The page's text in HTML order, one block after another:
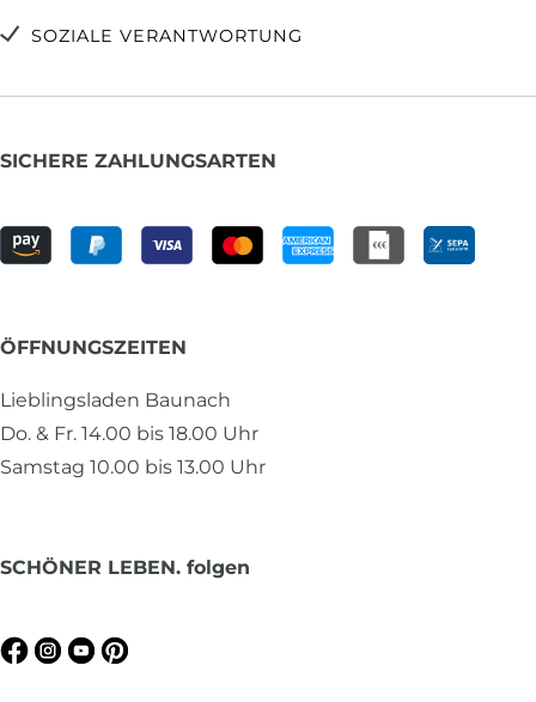
SOZIALE VERANTWORTUNG
SICHERE ZAHLUNGSARTEN
ÖFFNUNGSZEITEN
Lieblingsladen Baunach
Do. & Fr. 14.00 bis 18.00 Uhr
Samstag 10.00 bis 13.00 Uhr
SCHÖNER LEBEN. folgen